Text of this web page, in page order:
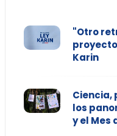
"Otro
Karin
Ciencia,
los
y el Mes